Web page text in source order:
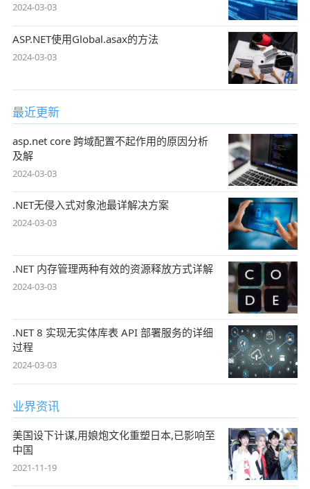
2024-03-03
ASP.NET使用Global.asax的方法
2024-03-03
最近更新
asp.net core 跨域配置不起作用的原因分析
及解
2024-03-03
.NET无侵入式对象池最详解决方案
2024-03-03
.NET 内存管理两种有效的资源释放方式详解
2024-03-03
.NET 8 实现无实体库表 API 部署服务的详细
过程
2024-03-03
业界资讯
美国设下计谋,用娘炮文化重塑日本,已影响至
中国
2021-11-19